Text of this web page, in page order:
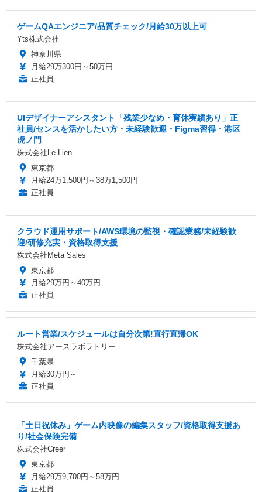
ゲームQAエンジニア/品質チェック/月給30万以上可
Yts株式会社
神奈川県
月給29万300円～50万円
正社員
UIデザイナーアシスタント「残業少なめ・育休実績あり」正
社員/センスを活かしたい方・未経験歓迎・Figma習得・港区
虎ノ門
株式会社Le Lien
東京都
月給24万1,500円～38万1,500円
正社員
クラウド運用サポート/AWS環境の監視・確認業務/未経験歓
迎/研修充実・資格取得支援
株式会社Meta Sales
東京都
月給29万円～40万円
正社員
ルート営業/スケジュールは自分次第!直行直帰OK
株式会社アースラボラトリー
千葉県
月給30万円～
正社員
「土日祝休み」ゲーム内映像の編集スタッフ/資格取得支援あ
り/社会保険完備
株式会社Creer
東京都
月給29万9,700円～58万円
正社員